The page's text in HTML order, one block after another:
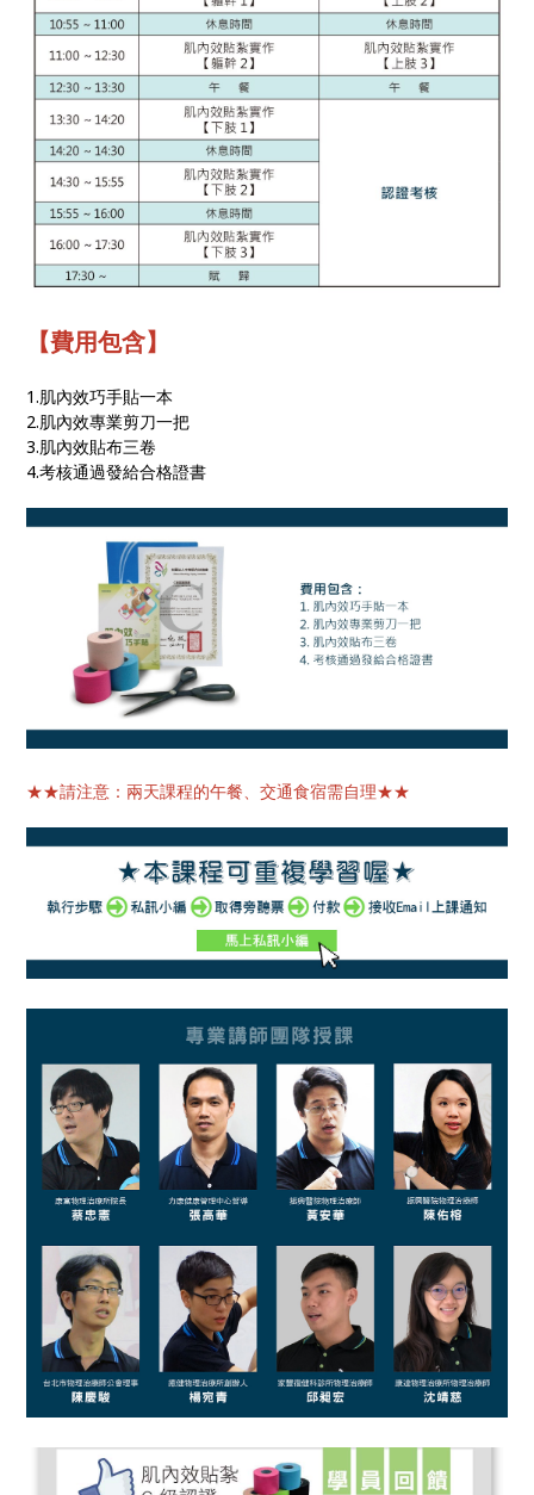
【費用包含】
1.肌內效巧手貼一本
2.肌內效專業剪刀一把
3.肌內效貼布三卷
4.考核通過發給合格證書
★★請注意：兩天課程的午餐、交通食宿需自理★★